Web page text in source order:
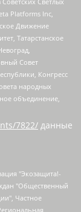
Platforms Inc,
Движение
Татарстанское
Совет
Конгресс
народных
объединение,
7822/ данные
Мария Михайловна, Воробьев Виктор Викторович, Голубева Анна Львовна, Константинова Алла Михайловна, Малкова Ирина Владимировна, Мурадов Мурад Абдулгалимович, Осетинская Елизавета Николаевна, Понасенков Евгений Николаевич, Ганапольский Матвей Юрьевич, Киселев Евгений Алексеевич, Борухович Ирина Григорьевна, Дремин Иван Тимофеевич, Дубровский Дмитрий Викторович, Красноярская региональная общественная организация поддержки и развития альтернативных образовательных технологий и межкультурных коммуникаций "ИНТЕРРА", Маяковская Екатерина Алексеевна, Фейгин Марк Захарович, Филимонов Андрей Викторович, Дзугкоева Регина Николаевна, Доброхотов Роман Александрович, Дудь Юрий Александрович, Елкин Сергей Владимирович, Кругликов Кирилл Игоревич, Сабунаева Мария Леонидовна, Семенов Алексей Владимирович, Шаинян Карен Багратович, Шульман Екатерина Михайловна, Асафьев Артур Валерьевич, Вахштайн Виктор Семенович, Венедиктов Алексей Алексеевич, Лушникова Екатерина Евгеньевна, Волков Леонид Михайлович, Невзоров Александр Глебович, Пархоменко Сергей Борисович, Сироткин Ярослав Николаевич, Кара-Мурза Владимир Владимирович, Баранова Наталья Владимировна, Гозман Леонид Яковлевич, Кагарлицкий Борис Юльевич, Климарев Михаил Валерьевич, Милов Владимир Станиславович, Автономная некоммерческая организация Краснодарский центр современного искусства "Типография", Моргенштерн Алишер Тагирович, Соболь Любовь Эдуардовна, Общество с ограниченной ответственностью "ЛИЗА НОРМ", Каспаров Гарри Кимович, Ходорковский Михаил Борисович, Общество с ограниченной ответственностью "Апрельские тезисы", Данилович Ирина Брониславовна, Кашин Олег Владимирович, Петров Николай Владимирович, Пивоваров Алексей Владимирович, Соколов Михаил Владимирович, Цветкова Юлия Владимировна, Чичваркин Евгений Александрович, Комитет против пыток/Команда против пыток, Общество с ограниченной ответственностью "Первый научный", Общество с ограниченной ответственностью "Вертолет и ко", Белоцерковская Вероника Борисовна, Кац Максим Евгеньевич, Лазарева Татьяна Юрьевна, Шаведдинов Руслан Табризович, Яшин Илья Валерьевич, Общество с ограниченной ответственностью "Иноагент ААВ", Алешковский Дмитрий Петрович, Альбац Евгения Марковна, Быков Дмитрий Львович, Галямина Юлия Евгеньевна, Лойко Сергей Леонидович, Мартынов Кирилл Константинович, Медведев Сергей Александрович, Крашенинников Федор Геннадиевич, Гордеева Катерина Вл